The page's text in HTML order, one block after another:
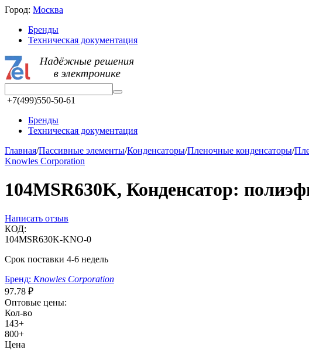
Город: Москва
Бренды
Техническая документация
+7(499)550-50-61
Бренды
Техническая документация
Главная/Пассивные элементы/Конденсаторы/Пленочные конденсаторы/
Knowles Corporation
104MSR630K, Конденсатор:
Написать отзыв
КОД:
104MSR630K-KNO-0
Срок поставки 4-6 недель
Бренд: Knowles Corporation
97.78 ₽
Оптовые цены:
Кол-во
143+
800+
Цена